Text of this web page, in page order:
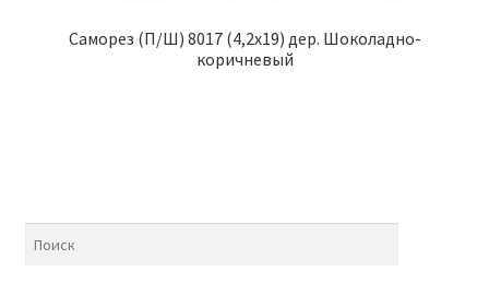
Саморез (П/Ш) 8017 (4,2х19) дер. Шоколадно-
коричневый